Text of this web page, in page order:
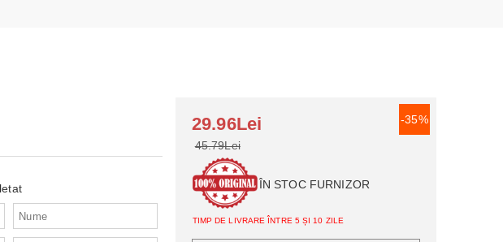
-35%
29.96Lei
45.79Lei
ÎN STOC FURNIZOR
TIMP DE LIVRARE ÎNTRE 5 ȘI 10 ZILE